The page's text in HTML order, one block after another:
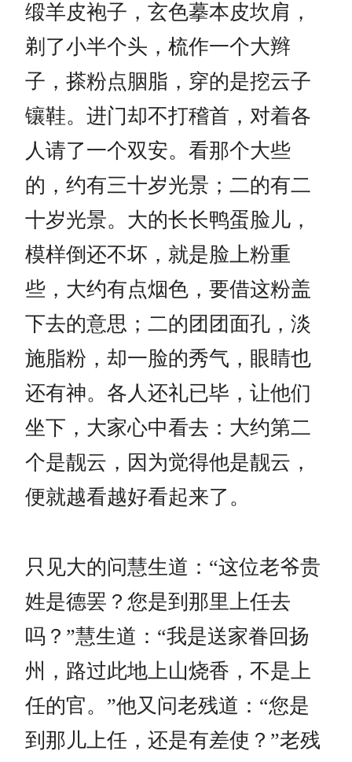
缎羊皮袍子，玄色摹本皮坎肩，
剃了小半个头，梳作一个大辫
子，搽粉点胭脂，穿的是挖云子
镶鞋。进门却不打稽首，对着各
人请了一个双安。看那个大些
的，约有三十岁光景；二的有二
十岁光景。大的长长鸭蛋脸儿，
模样倒还不坏，就是脸上粉重
些，大约有点烟色，要借这粉盖
下去的意思；二的团团面孔，淡
施脂粉，却一脸的秀气，眼睛也
还有神。各人还礼已毕，让他们
坐下，大家心中看去：大约第二
个是靓云，因为觉得他是靓云，
便就越看越好看起来了。
只见大的问慧生道：“这位老爷贵
姓是德罢？您是到那里上任去
吗？”慧生道：“我是送家眷回扬
州，路过此地上山烧香，不是上
任的官。”他又问老残道：“您是
到那儿上任，还是有差使？”老残